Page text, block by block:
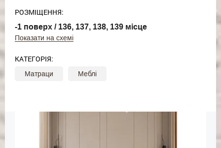
РОЗМІЩЕННЯ:
-1 поверх / 136, 137, 138, 139 місце
Показати на схемі
КАТЕГОРІЯ:
Матраци Меблі